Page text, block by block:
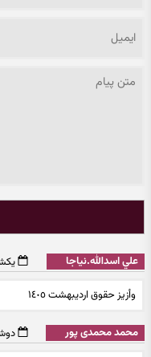
علي اسدالله.نياجا یکشنبه ۲۷
وأزيز حقوق ارديبهشت ١٤٠٥
محمد محمدی پور دوشنبه ۲۸